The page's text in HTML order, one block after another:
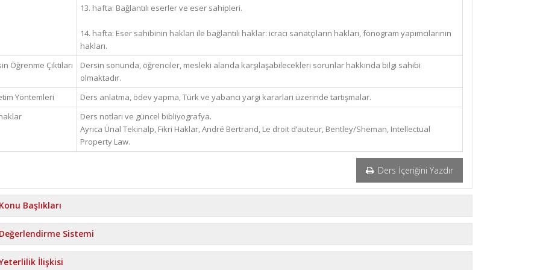
13. hafta: Bağlantılı eserler ve eser sahipleri.
14. hafta: Eser sahibinin hakları ile bağlantılı haklar: icracı sanatçıların hakları, fonogram yapımcılarının
hakları.
Öğrenme Çıktıları
Dersin sonunda, öğrenciler, mesleki alanda karşılaşabilecekleri sorunlar hakkında bilgi sahibi
olmaktadır.
Yöntemleri
Ders anlatma, ödev yapma, Türk ve yabancı yargı kararları üzerinde tartışmalar.
Ders notları ve güncel bibliyografya.
Ayrıca Ünal Tekinalp, Fikri Haklar, André Bertrand, Le droit d’auteur, Bentley/Sheman, Intellectual
Property Law.
Ders İçeriğini Yazdır
Konu Başlıkları
Değerlendirme Sistemi
İlişkisi